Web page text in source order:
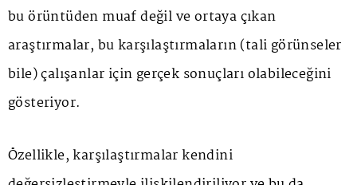
bu örüntüden muaf değil ve ortaya çıkan
araştırmalar, bu karşılaştırmaların (tali görünseler
bile) çalışanlar için gerçek sonuçları olabileceğini
gösteriyor.
Özellikle, karşılaştırmalar kendini